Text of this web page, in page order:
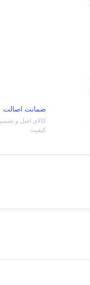
ضمانت اصالت
کالای اصل و
کیفیت